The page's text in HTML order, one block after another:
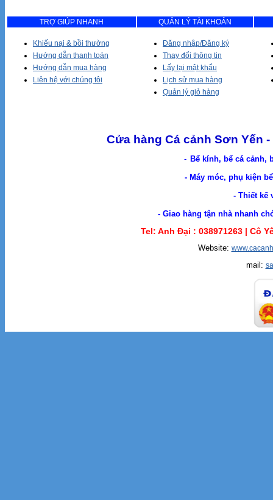
TRỢ GIÚP NHANH QUẢN LÝ TÀI KHOẢN
Khiếu nại & bồi thường
Hướng dẫn thanh toán
Hướng dẫn mua hàng
Liên hệ với chúng tôi
Đăng nhập/Đăng ký
Thay đổi thông tin
Lấy lại mật khẩu
Lịch sử mua hàng
Quản lý giỏ hàng
Cửa hàng Cá cảnh Sơn Yến
- Bể kính, bể cá cảnh,
- Máy móc, phụ kiện
- Thiết kế
- Giao hàng tận nhà nhanh chóng. Cá
Tel: Anh Đại : 038971263 | Cô
Website:
mail: